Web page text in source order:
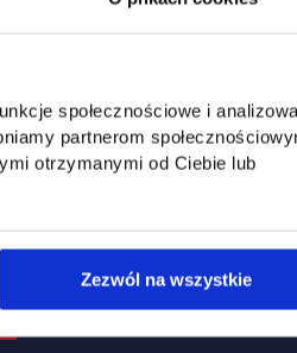
społecznościowe i
partnerom
otrzymanymi od Ciebie lub
Zezwól na wszystkie